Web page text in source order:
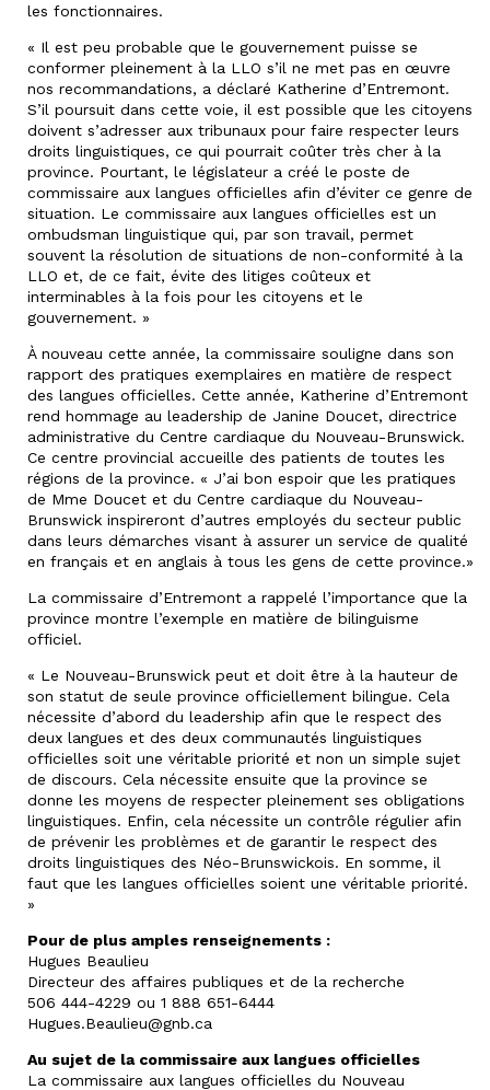
les fonctionnaires.
« Il est peu probable que le gouvernement puisse se
conformer pleinement à la LLO s’il ne met pas en œuvre
nos recommandations, a déclaré Katherine d’Entremont.
S’il poursuit dans cette voie, il est possible que les citoyens
doivent s’adresser aux tribunaux pour faire respecter leurs
droits linguistiques, ce qui pourrait coûter très cher à la
province. Pourtant, le législateur a créé le poste de
commissaire aux langues officielles afin d’éviter ce genre de
situation. Le commissaire aux langues officielles est un
ombudsman linguistique qui, par son travail, permet
souvent la résolution de situations de non-conformité à la
LLO et, de ce fait, évite des litiges coûteux et
interminables à la fois pour les citoyens et le
gouvernement. »
À nouveau cette année, la commissaire souligne dans son
rapport des pratiques exemplaires en matière de respect
des langues officielles. Cette année, Katherine d’Entremont
rend hommage au leadership de Janine Doucet, directrice
administrative du Centre cardiaque du Nouveau-Brunswick.
Ce centre provincial accueille des patients de toutes les
régions de la province. « J’ai bon espoir que les pratiques
de Mme Doucet et du Centre cardiaque du Nouveau-
Brunswick inspireront d’autres employés du secteur public
dans leurs démarches visant à assurer un service de qualité
en français et en anglais à tous les gens de cette province.»
La commissaire d’Entremont a rappelé l’importance que la
province montre l’exemple en matière de bilinguisme
officiel.
« Le Nouveau-Brunswick peut et doit être à la hauteur de
son statut de seule province officiellement bilingue. Cela
nécessite d’abord du leadership afin que le respect des
deux langues et des deux communautés linguistiques
officielles soit une véritable priorité et non un simple sujet
de discours. Cela nécessite ensuite que la province se
donne les moyens de respecter pleinement ses obligations
linguistiques. Enfin, cela nécessite un contrôle régulier afin
de prévenir les problèmes et de garantir le respect des
droits linguistiques des Néo-Brunswickois. En somme, il
faut que les langues officielles soient une véritable priorité.
»
Pour de plus amples renseignements :
Hugues Beaulieu
Directeur des affaires publiques et de la recherche
506 444-4229 ou 1 888 651-6444
Hugues.Beaulieu@gnb.ca
Au sujet de la commissaire aux langues officielles
La commissaire aux langues officielles du Nouveau